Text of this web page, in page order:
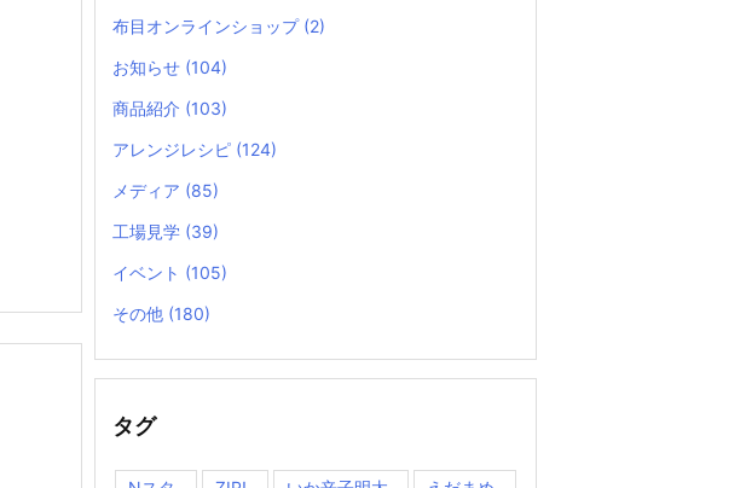
布目オンラインショップ (2)
お知らせ (104)
商品紹介 (103)
アレンジレシピ (124)
メディア (85)
工場見学 (39)
イベント (105)
その他 (180)
タグ